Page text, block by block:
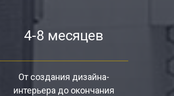
4-8 месяцев
От создания дизайна-
интерьера до окончания